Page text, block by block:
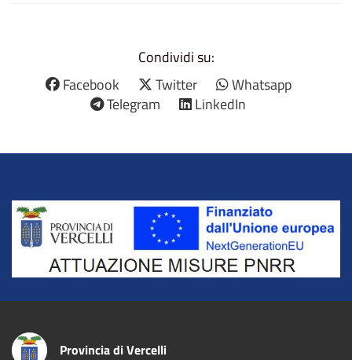
Condividi su:
Facebook
Twitter
Whatsapp
Telegram
LinkedIn
Title
Provincia di Vercelli